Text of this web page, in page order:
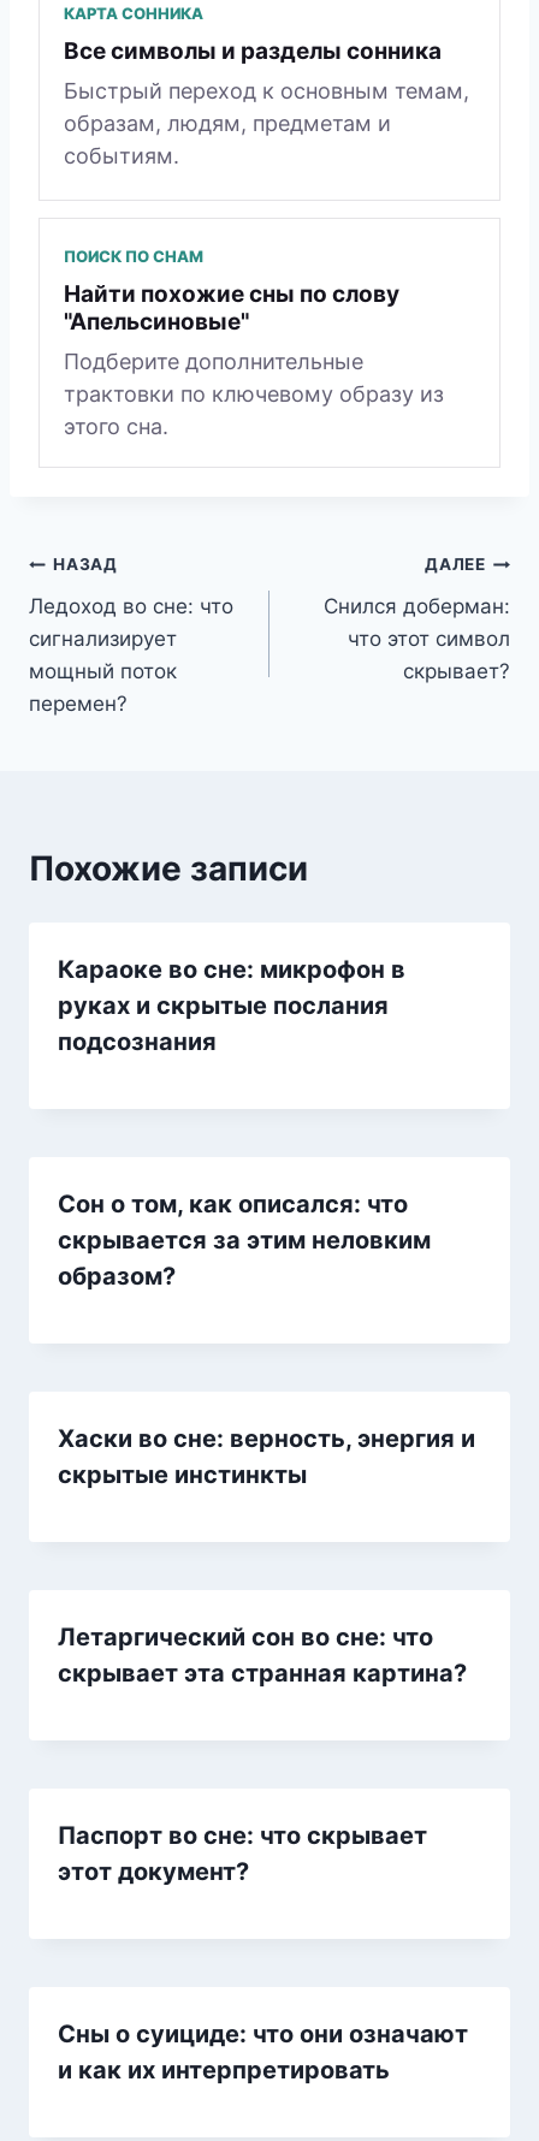
КАРТА СОННИКА
Все символы и разделы сонника
Быстрый переход к основным темам,
образам, людям, предметам и
событиям.
ПОИСК ПО СНАМ
Найти похожие сны по слову
"Апельсиновые"
Подберите дополнительные
трактовки по ключевому образу из
этого сна.
Навигация
по
записям
НАЗАД
Ледоход во сне: что
сигнализирует
мощный поток
перемен?
ДАЛЕЕ
Снился доберман:
что этот символ
скрывает?
Похожие записи
Караоке во сне: микрофон в
руках и скрытые послания
подсознания
Сон о том, как описался: что
скрывается за этим неловким
образом?
Хаски во сне: верность, энергия и
скрытые инстинкты
Летаргический сон во сне: что
скрывает эта странная картина?
Паспорт во сне: что скрывает
этот документ?
Сны о суициде: что они означают
и как их интерпретировать